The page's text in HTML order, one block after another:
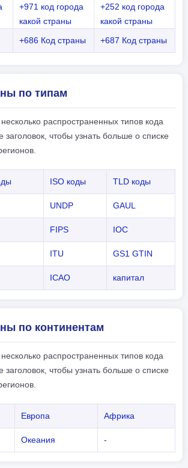
+971 код города
какой страны
+252 код города
какой страны
+686 Код страны +687 Код страны
по типам
распространенных типов кода
чтобы узнать больше о списке
ISO коды TLD коды
UNDP GAUL
FIPS IOC
ITU GS1 GTIN
ICAO капитал
по континентам
распространенных типов кода
чтобы узнать больше о списке
Европа Африка
Океания -